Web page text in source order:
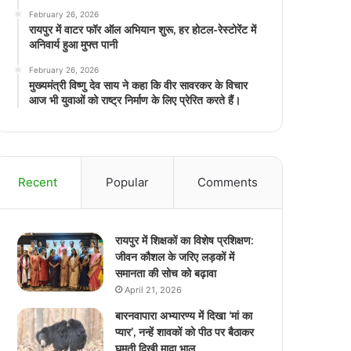
February 26, 2026
रायपुर में वाटर फॉर ऑल अभियान शुरू, हर होटल-रेस्टोरेंट में
अनिवार्य हुआ मुफ्त पानी
February 26, 2026
मुख्यमंत्री विष्णु देव साय ने कहा कि वीर सावरकर के विचार
आज भी युवाओं को राष्ट्र निर्माण के लिए प्रेरित करते हैं।
Recent Popular Comments
रायपुर में शिक्षकों का विशेष प्रशिक्षण:
जीवन कौशल के जरिए लड़कों में
समानता की सोच को बढ़ावा
April 21, 2026
बारनवापारा अभ्यारण्य में दिखा ‘मां का
प्यार’, नन्हें शावकों को पीठ पर बैठाकर